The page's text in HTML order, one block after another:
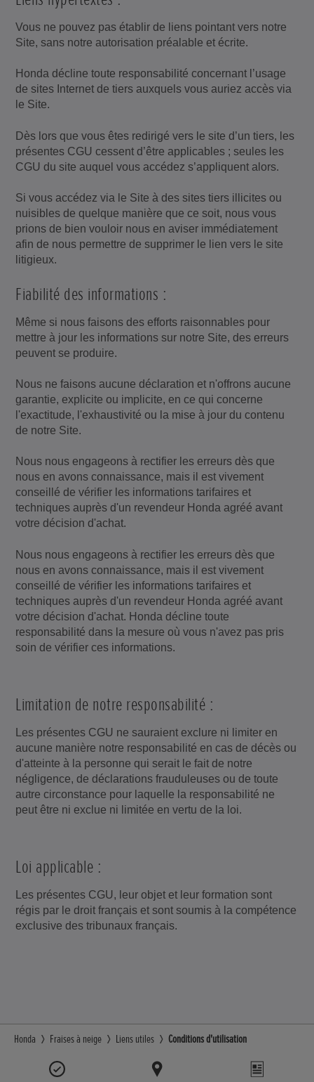
Vous ne pouvez pas établir de liens pointant vers notre
Site, sans notre autorisation préalable et écrite.
Honda décline toute responsabilité concernant l’usage
de sites Internet de tiers auxquels vous auriez accès via
le Site.
Dès lors que vous êtes redirigé vers le site d’un tiers, les
présentes CGU cessent d’être applicables ; seules les
CGU du site auquel vous accédez s’appliquent alors.
Si vous accédez via le Site à des sites tiers illicites ou
nuisibles de quelque manière que ce soit, nous vous
prions de bien vouloir nous en aviser immédiatement
afin de nous permettre de supprimer le lien vers le site
litigieux.
Fiabilité des informations :
Même si nous faisons des efforts raisonnables pour
mettre à jour les informations sur notre Site, des erreurs
peuvent se produire.
Nous ne faisons aucune déclaration et n'offrons aucune
garantie, explicite ou implicite, en ce qui concerne
l'exactitude, l'exhaustivité ou la mise à jour du contenu
de notre Site.
Nous nous engageons à rectifier les erreurs dès que
nous en avons connaissance, mais il est vivement
conseillé de vérifier les informations tarifaires et
techniques auprès d'un revendeur Honda agréé avant
votre décision d'achat.
Nous nous engageons à rectifier les erreurs dès que
nous en avons connaissance, mais il est vivement
conseillé de vérifier les informations tarifaires et
techniques auprès d'un revendeur Honda agréé avant
votre décision d'achat. Honda décline toute
responsabilité dans la mesure où vous n'avez pas pris
soin de vérifier ces informations.
Limitation de notre responsabilité :
Les présentes CGU ne sauraient exclure ni limiter en
aucune manière notre responsabilité en cas de décès ou
d'atteinte à la personne qui serait le fait de notre
négligence, de déclarations frauduleuses ou de toute
autre circonstance pour laquelle la responsabilité ne
peut être ni exclue ni limitée en vertu de la loi.
Loi applicable :
Les présentes CGU, leur objet et leur formation sont
régis par le droit français et sont soumis à la compétence
exclusive des tribunaux français.
Honda Fraises à neige Liens utiles Conditions d'utilisation